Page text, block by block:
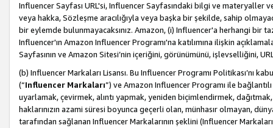
Influencer Sayfası URL'si, Influencer Sayfasındaki bilgi ve materyaller
veya hakka, Sözleşme aracılığıyla veya başka bir şekilde, sahip
bir eylemde bulunmayacaksınız. Amazon, (i) Influencer'a herhangi bir
Influencer'ın Amazon Influencer Programı'na katılımına ilişkin
Sayfasının ve Amazon Sitesi’nin içeriğini, görünümünü, işlevselliğini,
(b) Influencer Markaları Lisansı. Bu Influencer Programı Politikası’nı
(“Influencer Markaları”) ve Amazon Influencer Programı ile
uyarlamak, çevirmek, alıntı yapmak, yeniden biçimlendirmek,
haklarınızın azami süresi boyunca geçerli olan, münhasır olmayan,
tarafından sağlanan Influencer Markalarının şeklini (Influencer